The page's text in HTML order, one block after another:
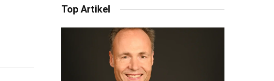
Top Artikel